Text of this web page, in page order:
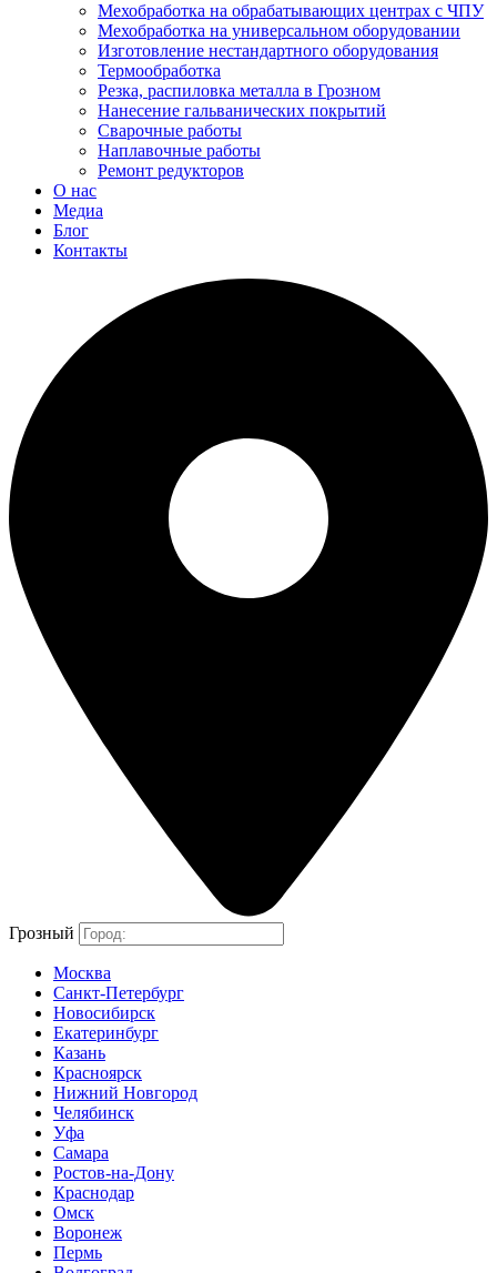
Мехобработка на обрабатывающих центрах с ЧПУ
Мехобработка на универсальном оборудовании
Изготовление нестандартного оборудования
Термообработка
Резка, распиловка металла в Грозном
Нанесение гальванических покрытий
Сварочные работы
Наплавочные работы
Ремонт редукторов
О нас
Медиа
Блог
Контакты
Грозный
Москва
Санкт-Петербург
Новосибирск
Екатеринбург
Казань
Красноярск
Нижний Новгород
Челябинск
Уфа
Самара
Ростов-на-Дону
Краснодар
Омск
Воронеж
Пермь